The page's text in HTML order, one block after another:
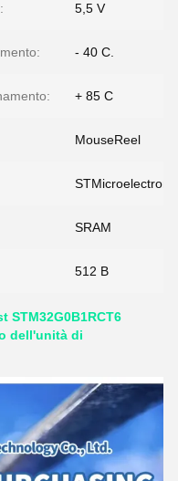
5,5 V
- 40 C.
+ 85 C
MouseReel
SRAM
512 B
dell'unità di